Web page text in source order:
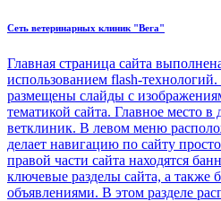
Сеть ветеринарных клиник "Вега"
Главная страница сайта
использованием flash-
размещены слайды с
тематикой сайта. Главное место в
ветклиник. В левом меню
делает навигацию по сайту
правой части сайта находятся
ключевые разделы сайта, а также
объявлениями. В этом разделе